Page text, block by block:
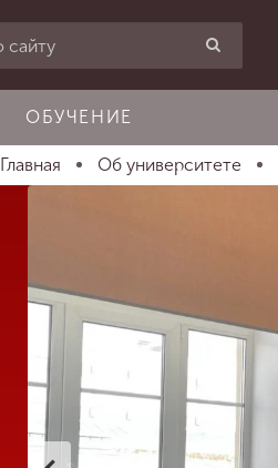
ОБУЧЕНИЕ
Главная Об университете